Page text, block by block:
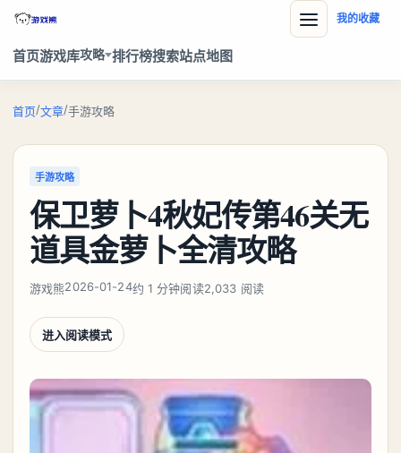
首页游戏库攻略 排行榜搜索站点地图
我的收藏
首页/文章/手游攻略
手游攻略
保卫萝卜4秋妃传第46关无
道具金萝卜全清攻略
游戏熊2026-01-24约 1 分钟阅读2,033 阅读
进入阅读模式